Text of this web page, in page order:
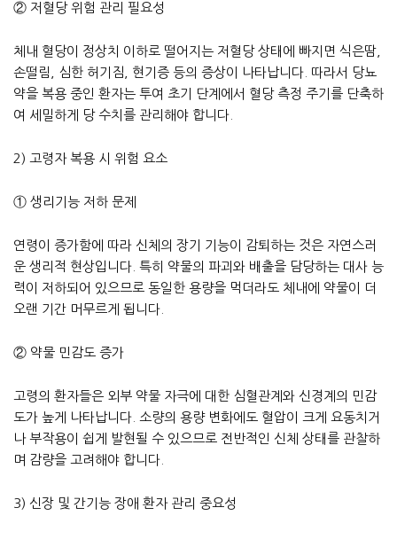
② 저혈당 위험 관리 필요성
체내 혈당이 정상치 이하로 떨어지는 저혈당 상태에 빠지면 식은땀,
손떨림, 심한 허기짐, 현기증 등의 증상이 나타납니다. 따라서 당뇨
약을 복용 중인 환자는 투여 초기 단계에서 혈당 측정 주기를 단축하
여 세밀하게 당 수치를 관리해야 합니다.
2) 고령자 복용 시 위험 요소
① 생리기능 저하 문제
연령이 증가함에 따라 신체의 장기 기능이 감퇴하는 것은 자연스러
운 생리적 현상입니다. 특히 약물의 파괴와 배출을 담당하는 대사 능
력이 저하되어 있으므로 동일한 용량을 먹더라도 체내에 약물이 더
오랜 기간 머무르게 됩니다.
② 약물 민감도 증가
고령의 환자들은 외부 약물 자극에 대한 심혈관계와 신경계의 민감
도가 높게 나타납니다. 소량의 용량 변화에도 혈압이 크게 요동치거
나 부작용이 쉽게 발현될 수 있으므로 전반적인 신체 상태를 관찰하
며 감량을 고려해야 합니다.
3) 신장 및 간기능 장애 환자 관리 중요성